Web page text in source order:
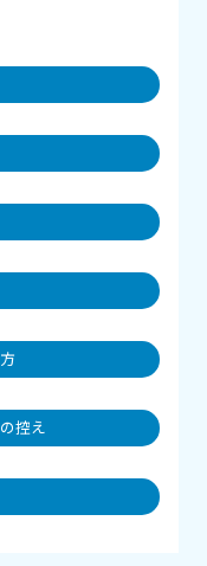
控え